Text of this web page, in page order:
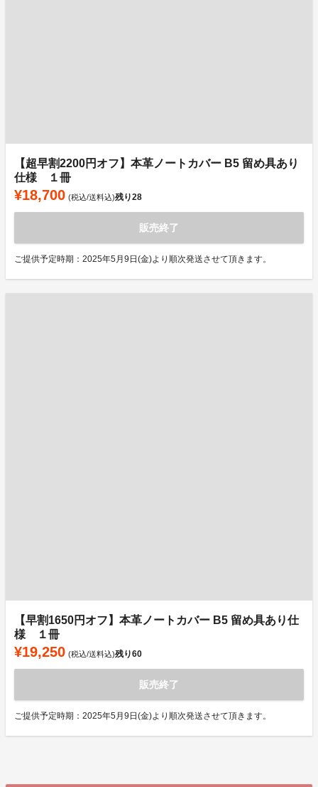
【超早割2200円オフ】本革ノートカバー B5 留め具あり
仕様 １冊
¥18,700 (税込/送料込)残り28
販売終了
ご提供予定時期：2025年5月9日(金)より順次発送させて頂きます。
【早割1650円オフ】本革ノートカバー B5 留め具あり仕
様 １冊
¥19,250 (税込/送料込)残り60
販売終了
ご提供予定時期：2025年5月9日(金)より順次発送させて頂きます。